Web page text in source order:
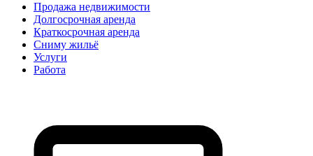
Продажа недвижимости
Долгосрочная аренда
Краткосрочная аренда
Сниму жильё
Услуги
Работа